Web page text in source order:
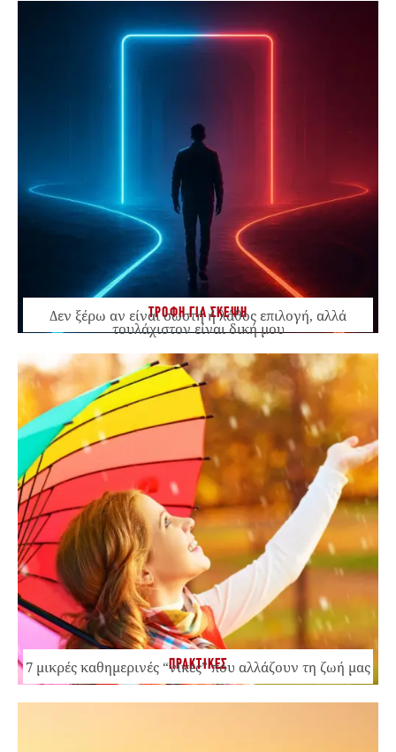
ΤΡΟΦΗ ΓΙΑ ΣΚΕΨΗ
Δεν ξέρω αν είναι σωστή ή λάθος επιλογή, αλλά
τουλάχιστον είναι δική μου
ΠΡΑΚΤΙΚΕΣ
7 μικρές καθημερινές “νίκες” που αλλάζουν τη ζωή μας